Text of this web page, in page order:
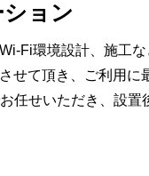
ョン
Fi環境設計、施工な
せて頂き、ご利用
任せいただき、設